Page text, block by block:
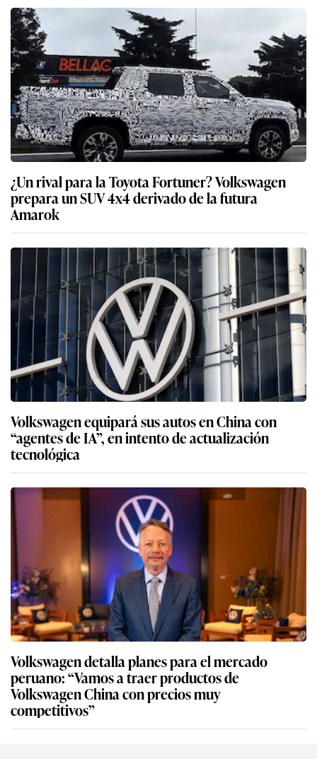
¿Un rival para la Toyota Fortuner? Volkswagen
prepara un SUV 4x4 derivado de la futura
Amarok
Volkswagen equipará sus autos en China con
“agentes de IA”, en intento de actualización
tecnológica
Volkswagen detalla planes para el mercado
peruano: “Vamos a traer productos de
Volkswagen China con precios muy
competitivos”